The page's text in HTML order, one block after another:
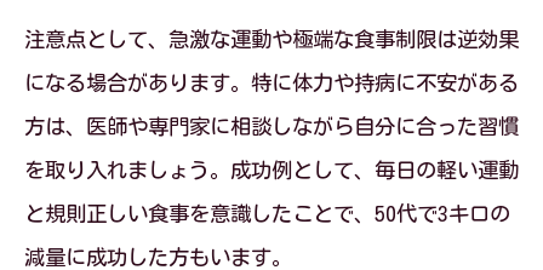
自宅でできる筋肉ケアで基礎代謝を上げ
る方法
注意点として、急激な運動や極端な食事制限は逆効果
になる場合があります。特に体力や持病に不安がある
方は、医師や専門家に相談しながら自分に合った習慣
を取り入れましょう。成功例として、毎日の軽い運動
と規則正しい食事を意識したことで、50代で3キロの
減量に成功した方もいます。